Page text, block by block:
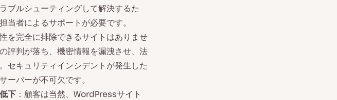
ブルシューティングして解決するた
者によるサポートが必要です。
を完全に排除できるサイトはありませ
評判が落ち、機密情報を漏洩させ、法
セキュリティインシデントが発生した
ーバーが不可欠です。
下 ：顧客は当然、WordPressサイト